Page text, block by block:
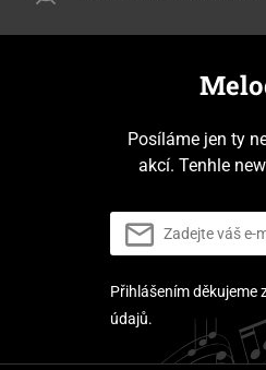
Posíláme jen ty
akcí. Tenhle
Přihlášením děkujeme
údajů.